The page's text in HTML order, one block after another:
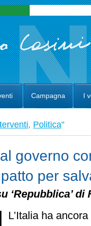
Campagna I
, Politica"
governo
per
‘Repubblica’ di
L’Italia ha